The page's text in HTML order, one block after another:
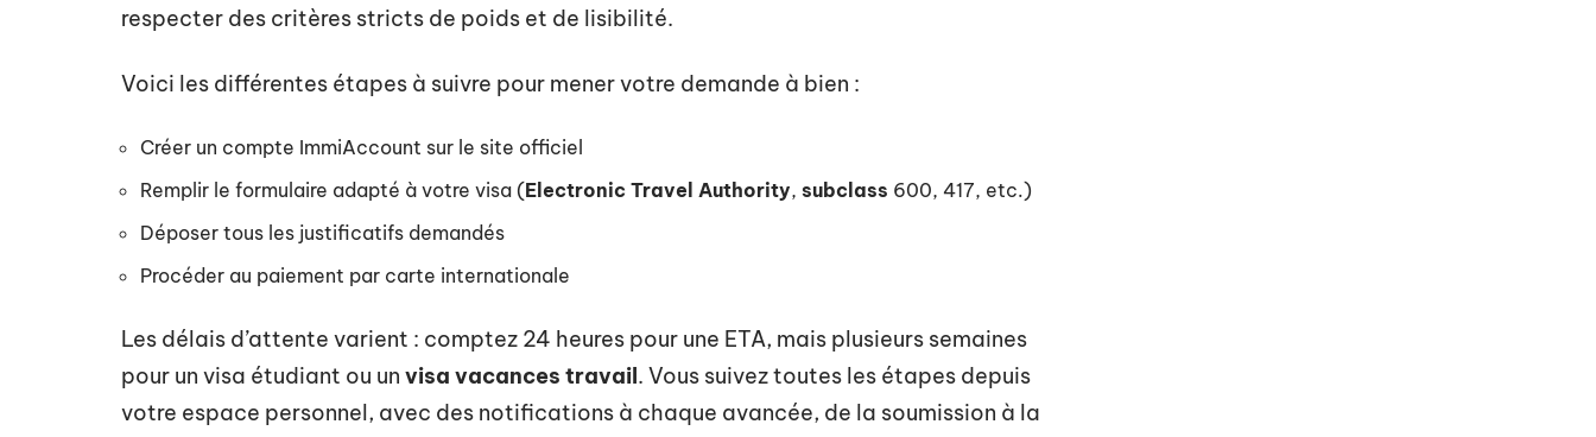
respecter des critères stricts de poids et de lisibilité.
Voici les différentes étapes à suivre pour mener votre demande à bien :
Créer un compte ImmiAccount sur le site officiel
Remplir le formulaire adapté à votre visa (Electronic Travel Authority, subclass 600, 417, etc.)
Déposer tous les justificatifs demandés
Procéder au paiement par carte internationale
Les délais d’attente varient : comptez 24 heures pour une ETA, mais plusieurs semaines
pour un visa étudiant ou un visa vacances travail. Vous suivez toutes les étapes depuis
votre espace personnel, avec des notifications à chaque avancée, de la soumission à la